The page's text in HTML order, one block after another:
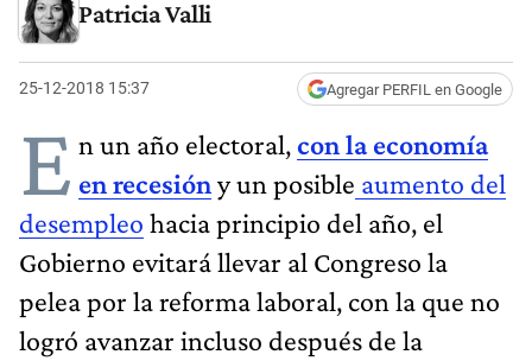
Patricia Valli
25-12-2018 15:37 Agregar PERFIL en Google
E n un año electoral,con la economía
en recesióny un posible aumento del
desempleo hacia principio del año, el
Gobierno evitará llevar al Congreso la
pelea por la reforma laboral, con la que no
logró avanzar incluso después de la